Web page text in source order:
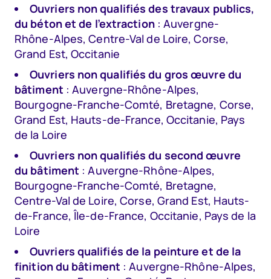
Ouvriers non qualifiés des travaux publics,
du béton et de l’extraction: Auvergne-
Rhône-Alpes, Centre-Val de Loire, Corse,
Grand Est, Occitanie
Ouvriers non qualifiés du gros œuvre du
bâtiment : Auvergne-Rhône-Alpes,
Bourgogne-Franche-Comté, Bretagne, Corse,
Grand Est, Hauts-de-France, Occitanie, Pays
de la Loire
Ouvriers non qualifiés du second œuvre
du bâtiment : Auvergne-Rhône-Alpes,
Bourgogne-Franche-Comté, Bretagne,
Centre-Val de Loire, Corse, Grand Est, Hauts-
de-France, Île-de-France, Occitanie, Pays de la
Loire
Ouvriers qualifiés de la peinture et de la
finition du bâtiment : Auvergne-Rhône-Alpes,